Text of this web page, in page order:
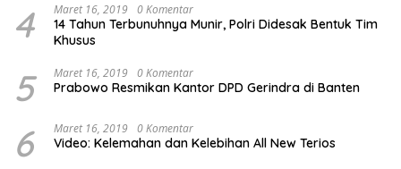
4 Maret 16, 2019 0 Komentar
14 Tahun Terbunuhnya Munir, Polri Didesak Bentuk Tim
Khusus
5 Maret 16, 2019 0 Komentar
Prabowo Resmikan Kantor DPD Gerindra di Banten
6 Maret 16, 2019 0 Komentar
Video: Kelemahan dan Kelebihan All New Terios